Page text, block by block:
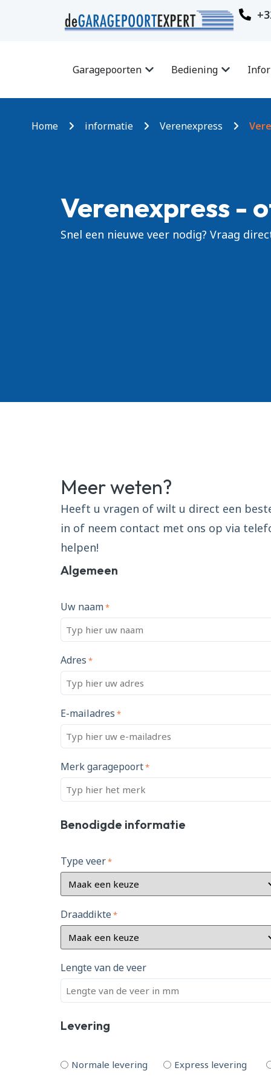
Garagepoorten Bediening
Home informatie Verenexpress
Verenexpress -
Snel een nieuwe veer nodig? Vraag
Meer weten?
Heeft u vragen of wilt u direct een
in of neem contact met ons op via
helpen!
Algemeen
Uw naam*
Adres *
E-mailadres *
Merk garagepoort*
Benodigde informatie
Type veer*
Draaddikte*
Lengte van de veer
Levering
L Normale levering Express levering